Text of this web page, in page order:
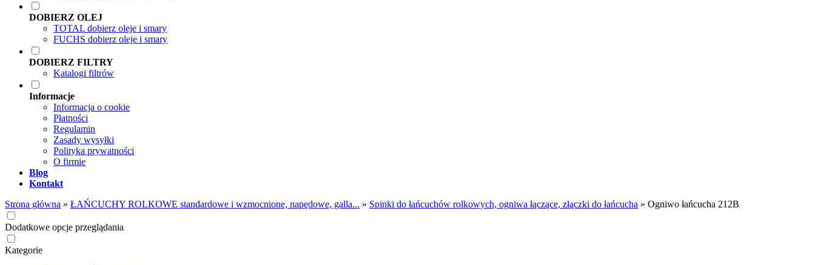
DOBIERZ OLEJ
TOTAL dobierz oleje i smary
FUCHS dobierz oleje i smary
DOBIERZ FILTRY
Katalogi filtrów
Informacje
Informacja o cookie
Płatności
Regulamin
Zasady wysyłki
Polityka prywatności
O firmie
Blog
Kontakt
Strona główna » ŁAŃCUCHY ROLKOWE standardowe i wzmocnione, napędowe, galla... » Spinki do łańcuchów rolkowych, ogniwa łączące, złączki do łańcucha » Ogniwo łańcucha 212B
Dodatkowe opcje przeglądania
Kategorie